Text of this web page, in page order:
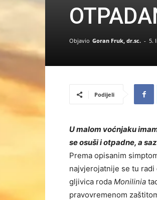
Objavio Goran Fruk, dr.sc. - 5.
Podijeli
U malom voćnjaku
se osuši i otpadne, a
Prema opisanim
najvjerojatnije se tu
gljivica roda Monilinia
pravovremenom